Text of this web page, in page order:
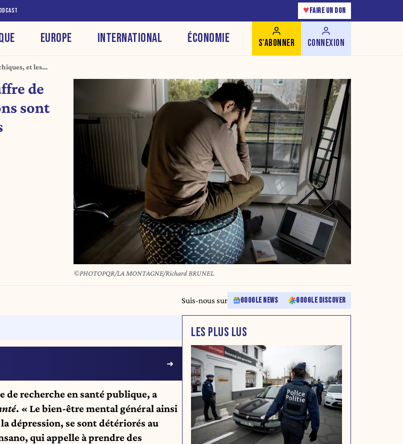
♥ FAIRE UN DON
EUROPE INTERNATIONAL ÉCONOMIE S'ABONNER CONNEXION
et les
de
sont
©PHOTOPQR/LA MONTAGNE/Richard BRUNEL
Suis-nous sur GOOGLE NEWS GOOGLE DISCOVER
recherche en santé publique, a
. « Le bien-être mental général ainsi
dépression, se sont détériorés au
qui appelle à prendre des
LES PLUS LUS